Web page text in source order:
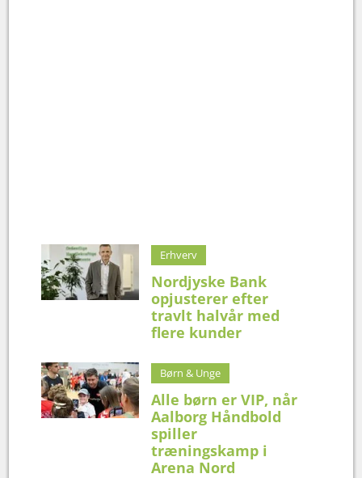
Erhverv
Nordjyske Bank
opjusterer efter
travlt halvår med
flere kunder
Børn & Unge
Alle børn er VIP, når
Aalborg Håndbold
spiller
træningskamp i
Arena Nord